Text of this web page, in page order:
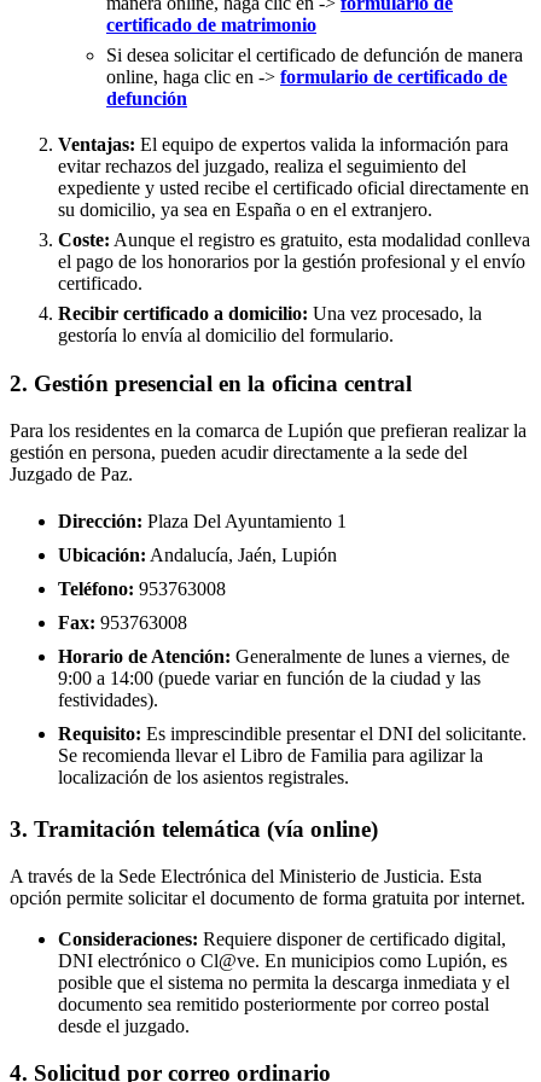
certificado de matrimonio
Si desea solicitar el certificado de defunción de manera
online, haga clic en -> formulario de certificado de
defunción
Ventajas: El equipo de expertos valida la información para
evitar rechazos del juzgado, realiza el seguimiento del
expediente y usted recibe el certificado oficial directamente en
su domicilio, ya sea en España o en el extranjero.
Coste: Aunque el registro es gratuito, esta modalidad conlleva
el pago de los honorarios por la gestión profesional y el envío
certificado.
Recibir certificado a domicilio: Una vez procesado, la
gestoría lo envía al domicilio del formulario.
2. Gestión presencial en la oficina central
Para los residentes en la comarca de Lupión que prefieran realizar la
gestión en persona, pueden acudir directamente a la sede del
Juzgado de Paz.
Dirección: Plaza Del Ayuntamiento 1
Ubicación: Andalucía, Jaén, Lupión
Teléfono: 953763008
Fax: 953763008
Horario de Atención: Generalmente de lunes a viernes, de
9:00 a 14:00 (puede variar en función de la ciudad y las
festividades).
Requisito: Es imprescindible presentar el DNI del solicitante.
Se recomienda llevar el Libro de Familia para agilizar la
localización de los asientos registrales.
3. Tramitación telemática (vía online)
A través de la Sede Electrónica del Ministerio de Justicia. Esta
opción permite solicitar el documento de forma gratuita por internet.
Consideraciones: Requiere disponer de certificado digital,
DNI electrónico o Cl@ve. En municipios como Lupión, es
posible que el sistema no permita la descarga inmediata y el
documento sea remitido posteriormente por correo postal
desde el juzgado.
4. Solicitud por correo ordinario